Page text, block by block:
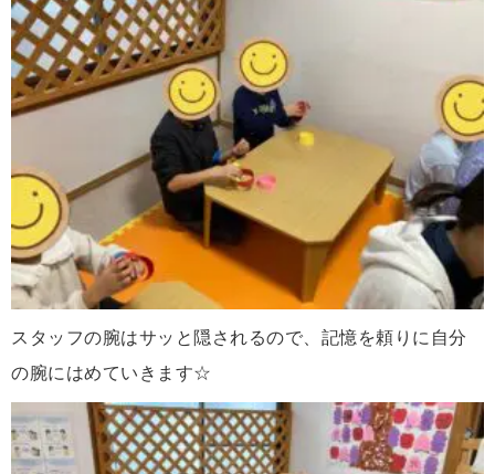
スタッフの腕はサッと隠されるので、記憶を頼りに自分
の腕にはめていきます☆